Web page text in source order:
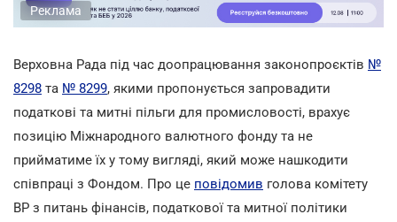
Реклама
Верховна Рада під час доопрацювання законопроєктів №
8298 та № 8299, якими пропонується запровадити
податкові та митні пільги для промисловості, врахує
позицію Міжнародного валютного фонду та не
прийматиме їх у тому вигляді, який може нашкодити
співпраці з Фондом. Про це повідомив голова комітету
ВР з питань фінансів, податкової та митної політики